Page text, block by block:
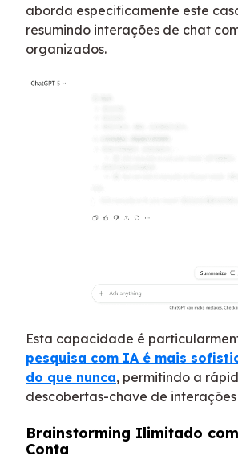
aborda especificamente este
resumindo interações de chat
organizados.
Esta capacidade é
pesquisa com IA é mais
do que nunca, permitindo a
descobertas-chave de
Brainstorming Ilimitado
Conta